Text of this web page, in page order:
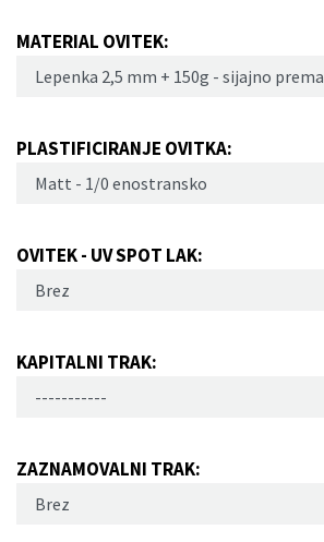
MATERIAL OVITEK:
PLASTIFICIRANJE OVITKA:
OVITEK - UV SPOT LAK:
KAPITALNI TRAK:
ZAZNAMOVALNI TRAK: